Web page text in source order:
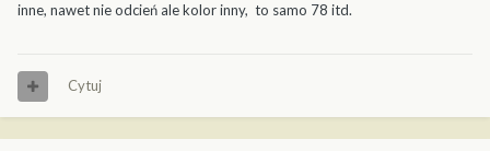
inne, nawet nie odcień ale kolor inny, to samo 78 itd.
Cytuj